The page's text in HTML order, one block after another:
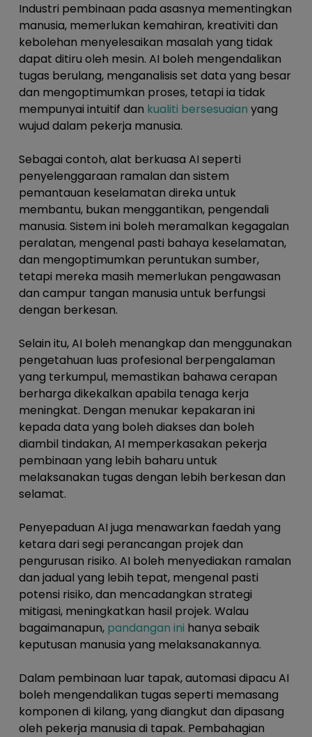
Industri pembinaan pada asasnya mementingkan
manusia, memerlukan kemahiran, kreativiti dan
kebolehan menyelesaikan masalah yang tidak
dapat ditiru oleh mesin. AI boleh mengendalikan
tugas berulang, menganalisis set data yang besar
dan mengoptimumkan proses, tetapi ia tidak
mempunyai intuitif dan kualiti bersesuaian yang
wujud dalam pekerja manusia.
Sebagai contoh, alat berkuasa AI seperti
penyelenggaraan ramalan dan sistem
pemantauan keselamatan direka untuk
membantu, bukan menggantikan, pengendali
manusia. Sistem ini boleh meramalkan kegagalan
peralatan, mengenal pasti bahaya keselamatan,
dan mengoptimumkan peruntukan sumber,
tetapi mereka masih memerlukan pengawasan
dan campur tangan manusia untuk berfungsi
dengan berkesan.
Selain itu, AI boleh menangkap dan menggunakan
pengetahuan luas profesional berpengalaman
yang terkumpul, memastikan bahawa cerapan
berharga dikekalkan apabila tenaga kerja
meningkat. Dengan menukar kepakaran ini
kepada data yang boleh diakses dan boleh
diambil tindakan, AI memperkasakan pekerja
pembinaan yang lebih baharu untuk
melaksanakan tugas dengan lebih berkesan dan
selamat.
Penyepaduan AI juga menawarkan faedah yang
ketara dari segi perancangan projek dan
pengurusan risiko. AI boleh menyediakan ramalan
dan jadual yang lebih tepat, mengenal pasti
potensi risiko, dan mencadangkan strategi
mitigasi, meningkatkan hasil projek. Walau
bagaimanapun, pandangan ini hanya sebaik
keputusan manusia yang melaksanakannya.
Dalam pembinaan luar tapak, automasi dipacu AI
boleh mengendalikan tugas seperti memasang
komponen di kilang, yang diangkut dan dipasang
oleh pekerja manusia di tapak. Pembahagian